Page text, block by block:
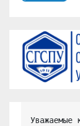
Уважаемые